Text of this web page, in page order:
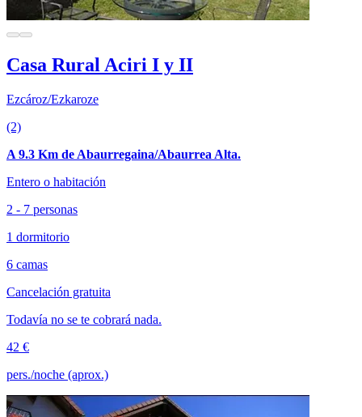
Casa Rural Aciri I y II
Ezcároz/Ezkaroze
(2)
A 9.3 Km de Abaurregaina/Abaurrea Alta.
Entero o habitación
2 - 7 personas
1 dormitorio
6 camas
Cancelación gratuita
Todavía no se te cobrará nada.
42 €
pers./noche (aprox.)